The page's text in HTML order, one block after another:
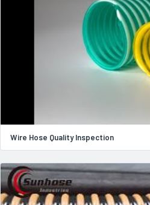
Wire Hose Quality Inspection